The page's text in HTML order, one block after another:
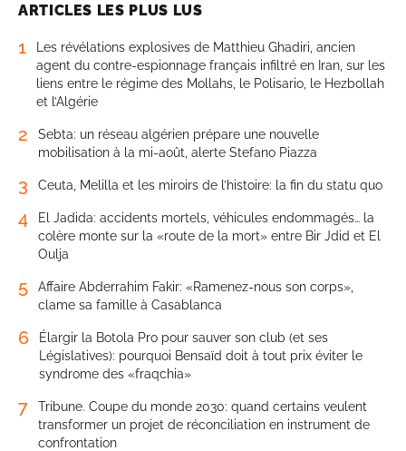
ARTICLES LES PLUS LUS
1
Les révélations explosives de Matthieu Ghadiri, ancien
agent du contre-espionnage français infiltré en Iran, sur les
liens entre le régime des Mollahs, le Polisario, le Hezbollah
et l’Algérie
2
Sebta: un réseau algérien prépare une nouvelle
mobilisation à la mi-août, alerte Stefano Piazza
3 Ceuta, Melilla et les miroirs de l’histoire: la fin du statu quo
4
El Jadida: accidents mortels, véhicules endommagés… la
colère monte sur la «route de la mort» entre Bir Jdid et El
Oulja
5
Affaire Abderrahim Fakir: «Ramenez-nous son corps»,
clame sa famille à Casablanca
6
Élargir la Botola Pro pour sauver son club (et ses
Législatives): pourquoi Bensaïd doit à tout prix éviter le
syndrome des «fraqchia»
7
Tribune. Coupe du monde 2030: quand certains veulent
transformer un projet de réconciliation en instrument de
confrontation